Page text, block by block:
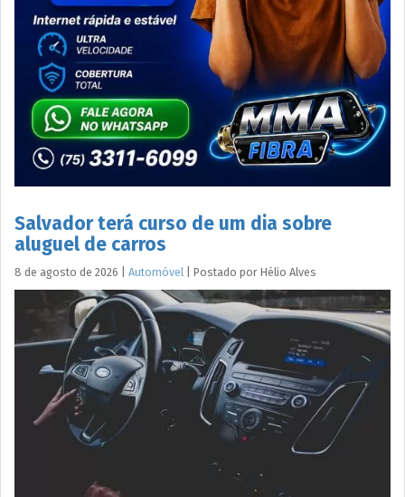
Salvador terá curso de um dia sobre
aluguel de carros
8 de agosto de 2026 Automóvel Postado por Hélio Alves